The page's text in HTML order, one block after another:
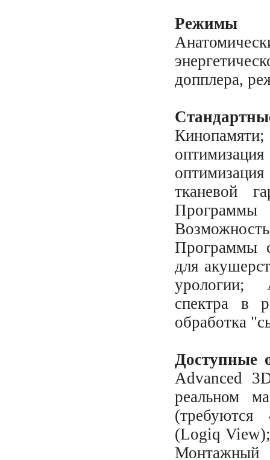
Режимы
допплера,
тканевой
Программы
Программы
для
урологии;
спектра в
обработка
Доступные
Advanced
реальном
(требуются
(Logiq